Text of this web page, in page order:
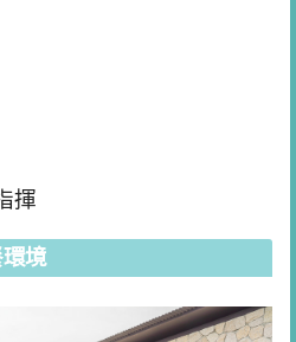
揮
環境